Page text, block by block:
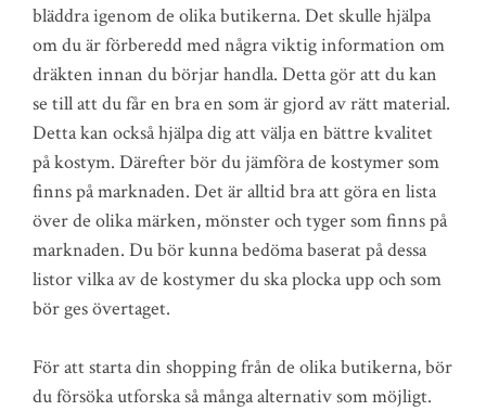
bläddra igenom de olika butikerna. Det skulle hjälpa
om du är förberedd med några viktig information om
dräkten innan du börjar handla. Detta gör att du kan
se till att du får en bra en som är gjord av rätt material.
Detta kan också hjälpa dig att välja en bättre kvalitet
på kostym. Därefter bör du jämföra de kostymer som
finns på marknaden. Det är alltid bra att göra en lista
över de olika märken, mönster och tyger som finns på
marknaden. Du bör kunna bedöma baserat på dessa
listor vilka av de kostymer du ska plocka upp och som
bör ges övertaget.
För att starta din shopping från de olika butikerna, bör
du försöka utforska så många alternativ som möjligt.